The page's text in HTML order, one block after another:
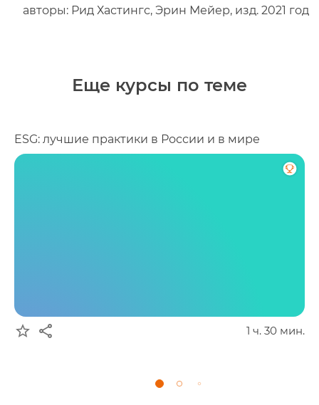
авторы: Рид Хастингс, Эрин Мейер, изд. 2021 год
Еще курсы по теме
ESG: лучшие практики в России и в мире
star_border share 1 ч. 30 мин.